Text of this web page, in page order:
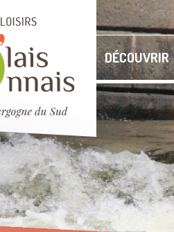
DÉCOUVRIR